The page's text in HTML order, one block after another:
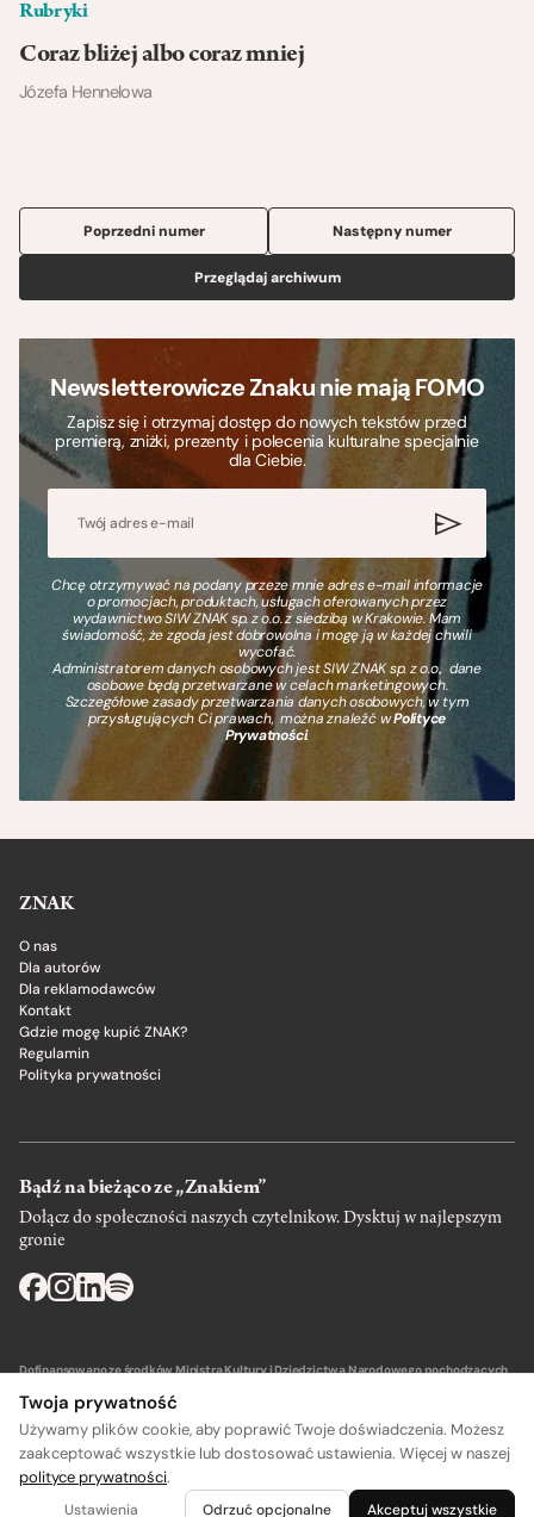
Rubryki
Coraz bliżej albo coraz mniej
Józefa Hennelowa
Poprzedni numer
Przeglądaj archiwum
Następny numer
Newsletterowicze Znaku nie mają FOMO
Zapisz się i otrzymaj dostęp do nowych tekstów przed
premierą, zniżki, prezenty i polecenia kulturalne specjalnie
dla Ciebie.
Chcę otrzymywać na podany przeze mnie adres e-mail informacje
o promocjach, produktach, usługach oferowanych przez
wydawnictwo SIW ZNAK sp. z o.o. z siedzibą w Krakowie. Mam
świadomość, że zgoda jest dobrowolna i mogę ją w każdej chwili
wycofać.
Administratorem danych osobowych jest SIW ZNAK sp. z o.o., dane
osobowe będą przetwarzane w celach marketingowych.
Szczegółowe zasady przetwarzania danych osobowych, w tym
przysługujących Ci prawach, można znaleźć wPolityce
Prywatności.
ZNAK
O nas
Dla autorów
Dla reklamodawców
Kontakt
Gdzie mogę kupić ZNAK?
Regulamin
Polityka prywatności
Bądź na bieżąco ze „Znakiem”
Dołącz do społeczności naszych czytelnikow. Dysktuj w najlepszym
gronie
Dofinansowano ze środków Ministra Kultury i Dziedzictwa Narodowego pochodzących
Wydawca: SIW Znak w Krakowie
Twoja prywatność
Używamy plików cookie, aby poprawić Twoje doświadczenia. Możesz
zaakceptować wszystkie lub dostosować ustawienia. Więcej w naszej
polityce prywatności.
Ustawienia Odrzuć opcjonalne Akceptuj wszystkie